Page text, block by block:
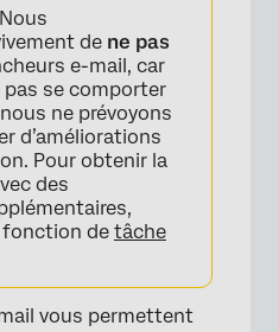
×
Nous
de ne pas
e-mail, car
se comporter
ne prévoyons
d’améliorations
Pour obtenir la
des
fonction de tâche
vous permettent